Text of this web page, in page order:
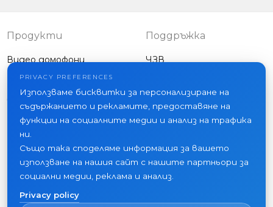
Продукти
Видео домофони
Външни панели
Друго оборудване
Поддръжка
ЧЗВ
Фирма
Новини
Контакти
Къде да купите
PRIVACY PREFERENCES
Използваме бисквитки за персонализиране на
съдържанието и рекламите, предоставяне на
функции на социалните медии и анализ на трафика
ни.
Също така споделяме информация за вашето
използване на нашия сайт с нашите партньори за
социални медии, реклама и анализ.
Privacy policy